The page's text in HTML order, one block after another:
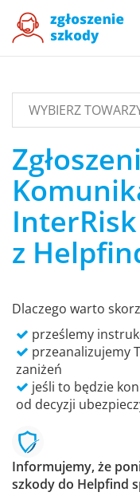
WYBIERZ
z
Dlaczego warto
prześlemy
przeanalizujemy
zaniżeń
jeśli to będzie
od decyzji
Informujemy, że
szkody do Helpfind